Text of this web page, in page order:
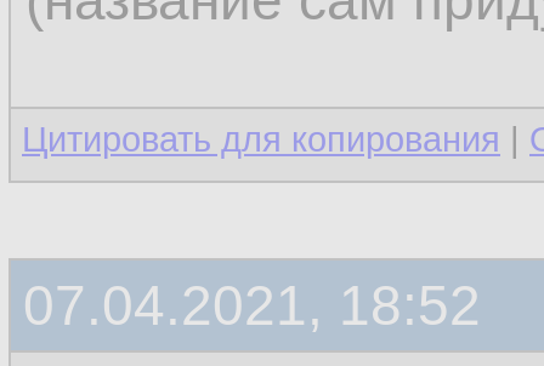
Цитировать для копирования |
07.04.2021, 18:52